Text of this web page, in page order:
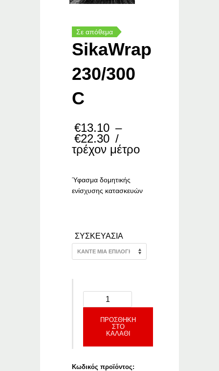
Σε απόθεμα
SikaWrap
230/300
C
€13.10 –
€22.30 Price
range:
€13.10
€22.30
/
τρέχον μέτρο
Ύφασμα δομητικής
ενίσχυσης κατασκευών
ΣΥΣΚΕΥΑΣΙΑ
ΠΡΟΣΘΉΚΗ
ΣΤΟ
ΚΑΛΆΘΙ
Κωδικός προϊόντος: